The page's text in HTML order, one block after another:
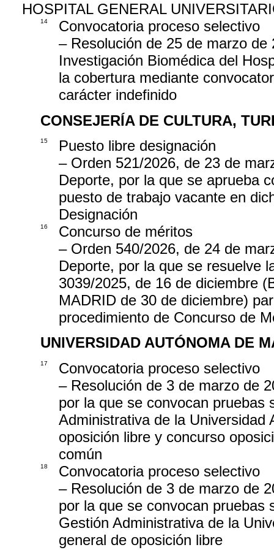
HOSPITAL GENERAL
14
Convocatoria proceso selectivo
– Resolución de 25 de marzo
Investigación Biomédica del
la cobertura mediante
carácter indefinido
CONSEJERÍA DE CULTURA,
15
Puesto libre designación
– Orden 521/2026, de 23 de
Deporte, por la que se aprueba
puesto de trabajo vacante en
Designación
16
Concurso de méritos
– Orden 540/2026, de 24 de
Deporte, por la que se resuelve
3039/2025, de 16 de diciembre
MADRID de 30 de diciembre)
procedimiento de Concurso de
UNIVERSIDAD AUTÓNOMA DE
17
Convocatoria proceso selectivo
– Resolución de 3 de marzo de
por la que se convocan pruebas
Administrativa de la Universidad
oposición libre y concurso
común
18
Convocatoria proceso selectivo
– Resolución de 3 de marzo de
por la que se convocan pruebas
Gestión Administrativa de la
general de oposición libre